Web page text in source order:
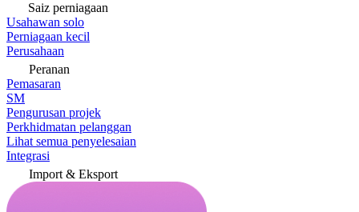
Saiz perniagaan
Usahawan solo
Perniagaan kecil
Perusahaan
Peranan
Pemasaran
SM
Pengurusan projek
Perkhidmatan pelanggan
Lihat semua penyelesaian
Integrasi
Import & Eksport